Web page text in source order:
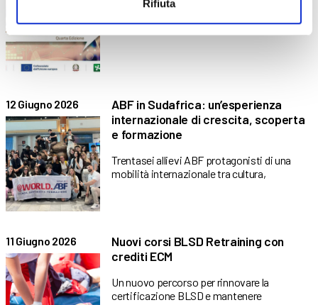
Rifiuta
Regione Lombardia stanzia 10 milioni di
euro per sostenere upskilling
12 Giugno 2026
ABF in Sudafrica: un’esperienza
internazionale di crescita, scoperta
e formazione
Trentasei allievi ABF protagonisti di una
mobilità internazionale tra cultura,
11 Giugno 2026
Nuovi corsi BLSD Retraining con
crediti ECM
Un nuovo percorso per rinnovare la
certificazione BLSD e mantenere